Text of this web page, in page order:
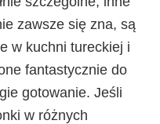
zawsze się zna, są
w kuchni tureckiej i
fantastycznie do
gotowanie. Jeśli
w różnych